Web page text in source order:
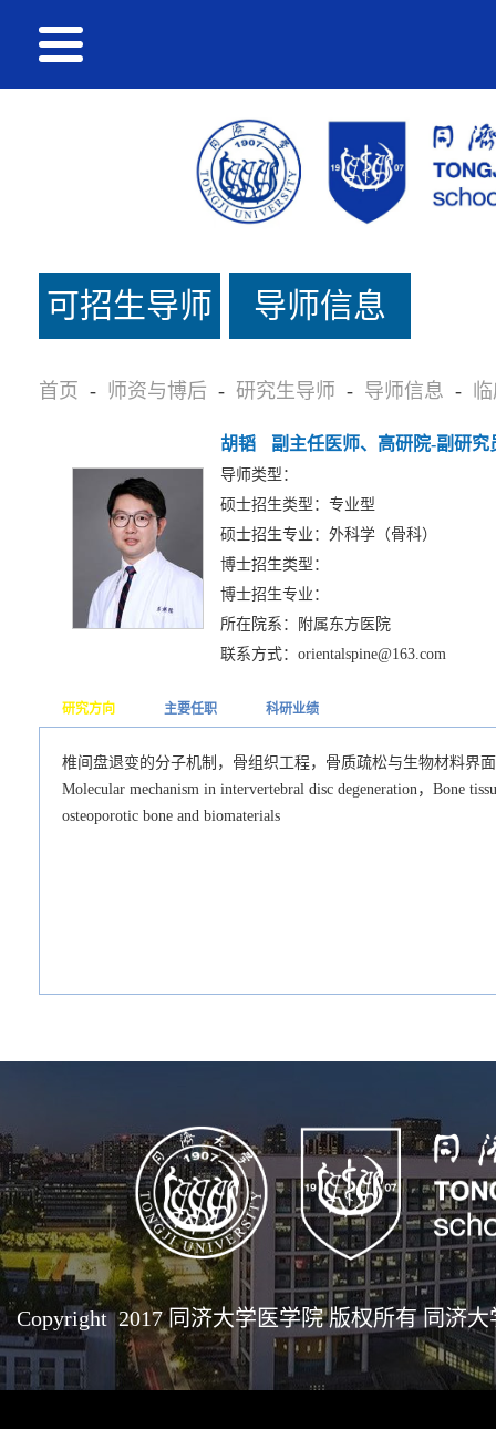
可招生导师
名单
导师信息
首页 - 师资与博后 - 研究生导师 - 导师信息 -
胡韬 副主任医师、高研院-副研究
导师类型：
硕士招生类型：专业型
硕士招生专业：外科学（骨科）
博士招生类型：
博士招生专业：
所在院系：附属东方医院
联系方式：orientalspine@163.com
研究方向 主要任职 科研业绩
椎间盘退变的分子机制，骨组织工程，骨质疏松与生物材料界面
Molecular mechanism in intervertebral disc degeneration，Bone
osteoporotic bone and biomaterials
Copyright 2017 同济大学医学院 版权所有 同济